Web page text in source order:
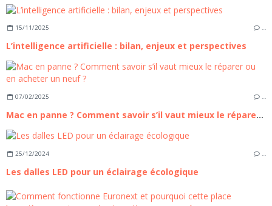
15/11/2025 …
L’intelligence artificielle : bilan, enjeux et perspectives
07/02/2025 …
Mac en panne ? Comment savoir s’il vaut mieux le réparer ou en acheter un neuf ?
25/12/2024 …
Les dalles LED pour un éclairage écologique